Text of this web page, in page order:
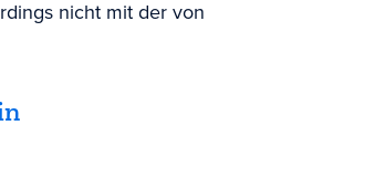
nicht mit der von